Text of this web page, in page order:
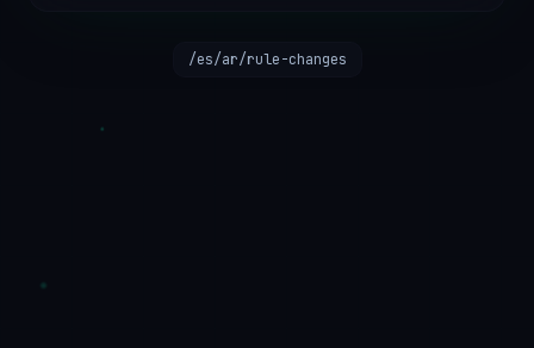
/es/ar/rule-changes